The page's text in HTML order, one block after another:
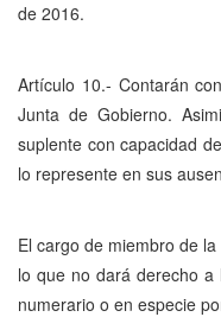
de 2016.
Artículo 10.- Contarán
Junta de Gobierno.
suplente con capacidad
lo represente en sus
El cargo de miembro de
lo que no dará derecho
numerario o en especie